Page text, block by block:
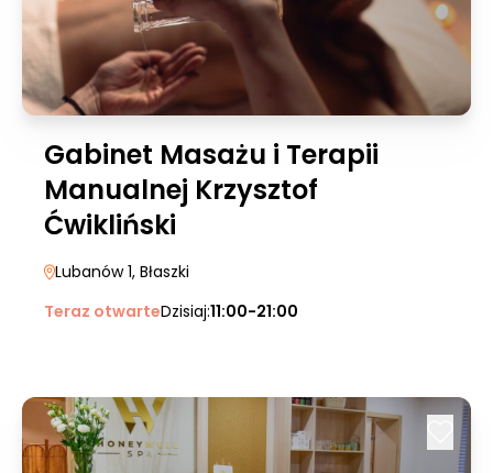
Gabinet Masażu i Terapii
Manualnej Krzysztof
Ćwikliński
Lubanów 1, Błaszki
Teraz otwarteDzisiaj:11:00-21:00